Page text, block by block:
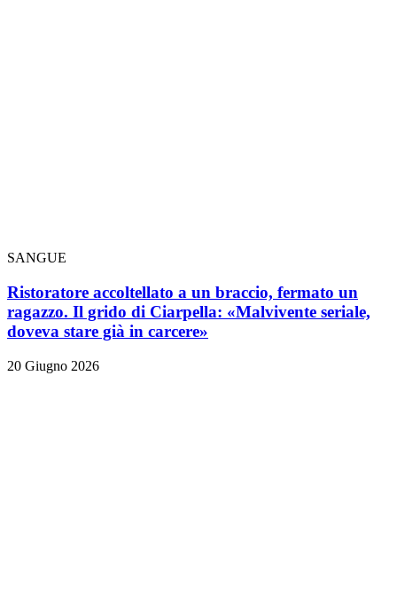
SANGUE
Ristoratore accoltellato a un braccio, fermato un
ragazzo. Il grido di Ciarpella: «Malvivente seriale,
doveva stare già in carcere»
20 Giugno 2026